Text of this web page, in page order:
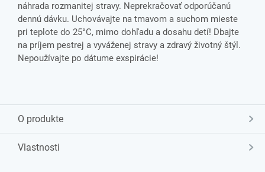
náhrada rozmanitej stravy. Neprekračovať odporúčanú
dennú dávku. Uchovávajte na tmavom a suchom mieste
pri teplote do 25°C, mimo dohľadu a dosahu detí! Dbajte
na príjem pestrej a vyváženej stravy a zdravý životný štýl.
Nepoužívajte po dátume exspirácie!
O produkte
Vlastnosti